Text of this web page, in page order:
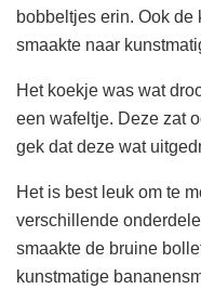
bobbeltjes erin. Ook de
smaakte naar
Het koekje was wat
een wafeltje. Deze zat
gek dat deze wat
Het is best leuk om te
verschillende
smaakte de bruine
kunstmatige